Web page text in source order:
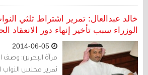
"ترغب بالتوصل إلى
بهذا الشأن"، حسبما
التركية.
خالد عبدالعال: تمرير اشتراط ثلثي
الوزراء سبب تأخير إنهاء دور الانعقاد
مرآة البحرين: وصف
تمرير مجلس النواب